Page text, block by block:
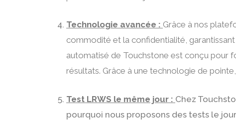
Technologie avancée : Grâce à nos
commodité et la confidentialité,
automatisé de Touchstone est conçu pour
résultats. Grâce à une technologie de
Test LRWS le même jour : Chez
pourquoi nous proposons des tests le